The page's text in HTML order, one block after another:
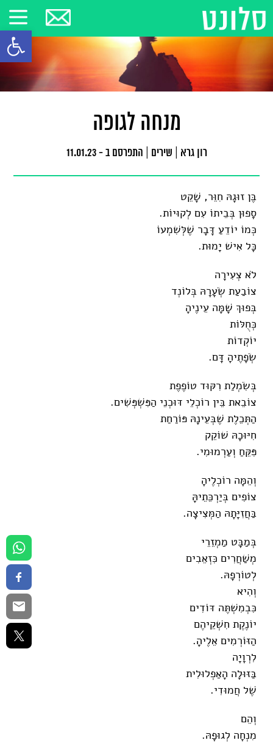
פתח
מנחה לגופה
רון גרא שירים התפרסם ב - 11.01.23
בֶּן זוּגָהּ חִוֵּר, שָׁקֵט
סָפוּן בְּבֵיתוֹ עִם לְקוּיוֹת.
כְּמוֹ יוֹדֵעַ דָּבָר שֶׁלְּשִׁמְעוֹ
כָּל אִישׁ יָמוּת.
לֹא צְעִירָה
צוֹבַעַת שְׂעָרָהּ בְּלוֹנְד
בְּפוּךְ שָׁמָּה עֵינֶיהָ
כְּחֻלּוֹת
יוֹקְדוֹת
שְׂפָתֶיהָ דָּם.
בְּשִׂמְלַת רִקּוּד טוֹפֶפֶת
צוֹבֵאת בֵּין רוֹכְלֵי דּוּכְנֵי הַפִּשְׁפְּשִׁים.
הַתְּכֵלֶת שֶׁבְּעֵינָהּ פּוֹרַחַת
חִיּוּכָהּ שׁוֹקֵק
פִּקֵּחַ וְעַרְמוּמִי.
וְהֵמָּה רוֹכְלֶיהָ
צוֹפִים בְּיַרְכֵּתֵיהָּ
בַּחֲזִיָּתָהּ הַמְּצִיצָה.
בְּמַבָּט מַמְזֵרֵי
מְשַׁחֲרִים כִּזְאֵבִים
לְטוֹרְפָהּ.
וְהִיא
כִּבְמִשְׁתֶּה דּוֹדִים
יוֹנֶקֶת חִשְׁקֵיהֶם
הַזּוֹרְמִים אֵלֶיהָ.
לִרְוָיָה
בַּזּוּלָה הָאַפְלוּלִית
שֶׁל חֲמוּדִי.
וְהֵם
מִנְחָה לְגוּפָהּ.